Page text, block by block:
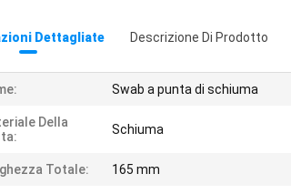
Dettagliate Descrizione Di Prodotto
Swab a punta di schiuma
Della
Schiuma
Totale: 165 mm